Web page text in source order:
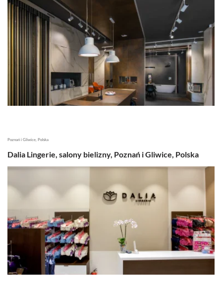
Poznań i Gliwice, Polska
Dalia Lingerie, salony bielizny, Poznań i Gliwice, Polska